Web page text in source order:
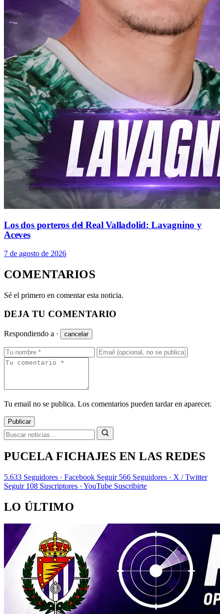
Los dos porteros del Real Valladolid: Lavagnino y
Aceves
7 de agosto de 2026
COMENTARIOS
Sé el primero en comentar esta noticia.
DEJA TU COMENTARIO
Respondiendo a · cancelar
Tu email no se publica. Los comentarios pueden tardar en aparecer.
Publicar
PUCELA FICHAJES EN LAS REDES
5.633 Seguidores · Facebook Seguir 566 Seguidores · X / Twitter
Seguir 108 Suscriptores · YouTube Suscribirte
LO ÚLTIMO